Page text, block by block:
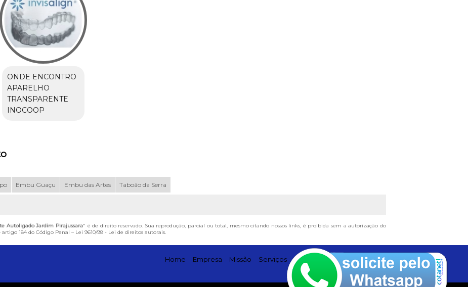
ONDE ENCONTRO
APARELHO
TRANSPARENTE
INOCOOP
Embu Guaçu Embu das Artes Taboão da Serra
Autoligado Jardim Pirajussara" é de direito reservado. Sua reprodução, parcial ou total, mesmo citando nossos links, é proibida sem a autorização do
184 do Código Penal – Lei 9610/98 - Lei de direitos autorais.
Home Empresa Missão Serviços Contato Mapa do site